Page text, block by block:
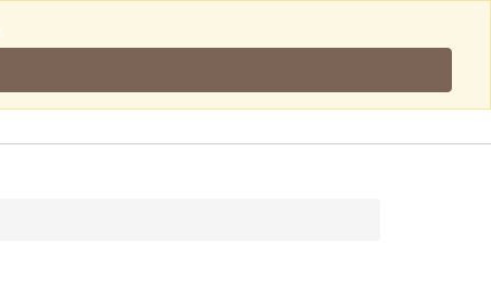
Клієнти Наша Команда Контакти